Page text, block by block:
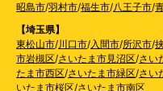
昭島市/羽村市/福生市/八王子市/
【埼玉県】
東松山市/川口市/入間市/所沢市/
市岩槻区/さいたま市見沼区/さい
たま市西区/さいたま市緑区/さい
いたま市桜区/さいたま市南区